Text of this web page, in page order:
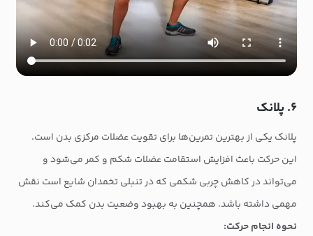
۶. پلانک
پلانک یکی از بهترین تمرین‌ها برای تقویت عضلات مرکزی بدن است.
این حرکت باعث افزایش استقامت عضلات شکم و کمر می‌شود و
می‌تواند در کاهش چربی شکمی که در تنبلی تخمدان شایع است نقش
مهمی داشته باشد. همچنین به بهبود وضعیت بدن کمک می‌کند.
نحوه انجام حرکت: